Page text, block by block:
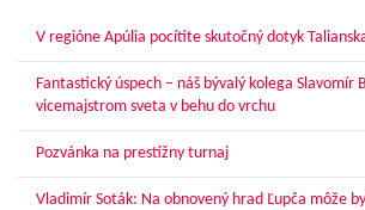
V regióne Apúlia pocítite skutočný dotyk
Fantastický úspech – náš bývalý kolega Slavomír
vicemajstrom sveta v behu do vrchu
Pozvánka na prestížny turnaj
Vladimír Soták: Na obnovený hrad Ľupča môže